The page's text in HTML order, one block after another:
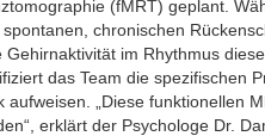
(fMRT) geplant.
chronischen
im Rhythmus
das Team die spezifischen
„Diese funktionellen
erklärt der Psychologe Dr.